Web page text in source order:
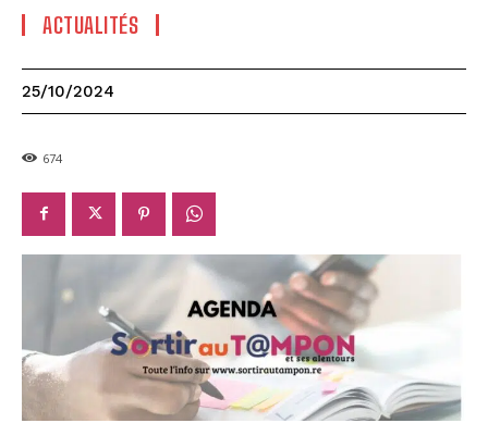
ACTUALITÉS
25/10/2024
674